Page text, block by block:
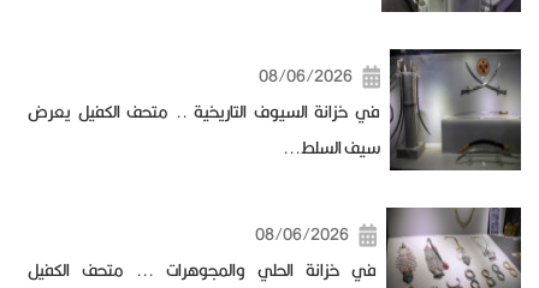
08/06/2026
في خزانة السيوف التاريخية .. متحف الكفيل يعرض
سيف السلط...
08/06/2026
في خزانة الحلي والمجوهرات ... متحف الكفيل